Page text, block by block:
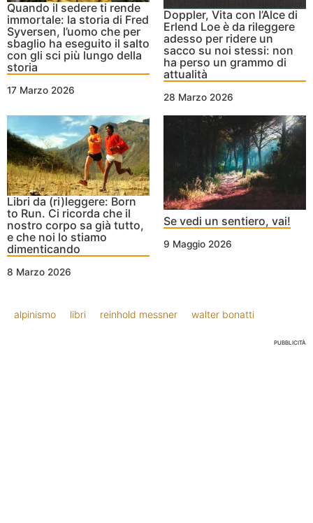
Quando il sedere ti rende
immortale: la storia di Fred
Syversen, l’uomo che per
sbaglio ha eseguito il salto
con gli sci più lungo della
storia
17 Marzo 2026
Doppler, Vita con l’Alce di
Erlend Loe è da rileggere
adesso per ridere un
sacco su noi stessi: non
ha perso un grammo di
attualità
28 Marzo 2026
Libri da (ri)leggere: Born
to Run. Ci ricorda che il
nostro corpo sa già tutto,
e che noi lo stiamo
dimenticando
8 Marzo 2026
Se vedi un sentiero, vai!
9 Maggio 2026
alpinismo libri reinhold messner walter bonatti
PUBBLICITÀ